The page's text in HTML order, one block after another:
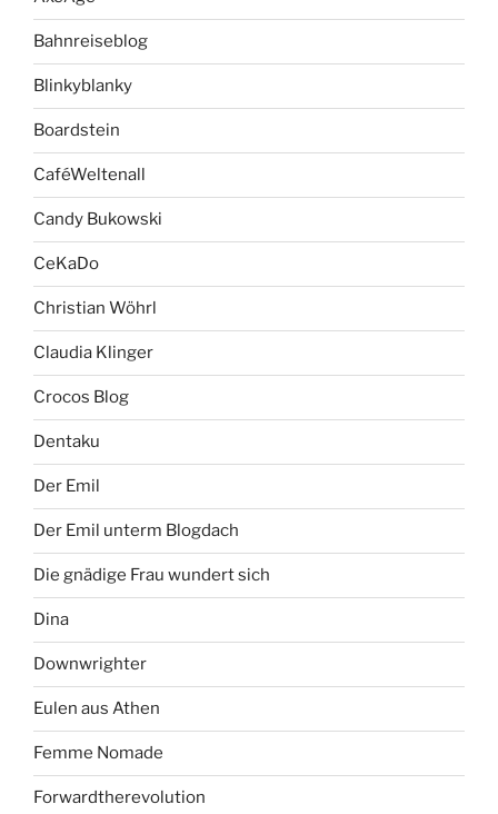
Bahnreiseblog
Blinkyblanky
Boardstein
CaféWeltenall
Candy Bukowski
CeKaDo
Christian Wöhrl
Claudia Klinger
Crocos Blog
Dentaku
Der Emil
Der Emil unterm Blogdach
Die gnädige Frau wundert sich
Dina
Downwrighter
Eulen aus Athen
Femme Nomade
Forwardtherevolution